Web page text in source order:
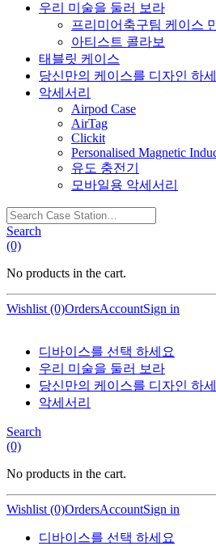
우리 미술을 둘러 보라
프리미어축구팀 케이스
아티스트 콜라보
태블릿 케이스
당신만의 케이스를 디자인 하
악세서리
Airpod Case
AirTag
Clickit
Personalised Magnetic
유도 충전기
모바일용 악세서리
Search
Case
Station…
Search
(0)
No products in the cart.
Wishlist (0)OrdersAccountSign in
디바이스를 선택 하세요
우리 미술을 둘러 보라
당신만의 케이스를 디자인 하
악세서리
Search
(0)
No products in the cart.
Wishlist (0)OrdersAccountSign in
디바이스를 선택 하세요